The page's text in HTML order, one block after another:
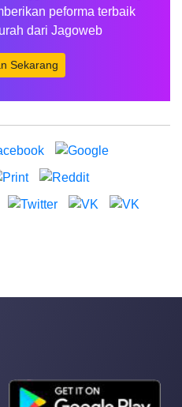
peforma terbaik
dari Jagoweb
Sekarang